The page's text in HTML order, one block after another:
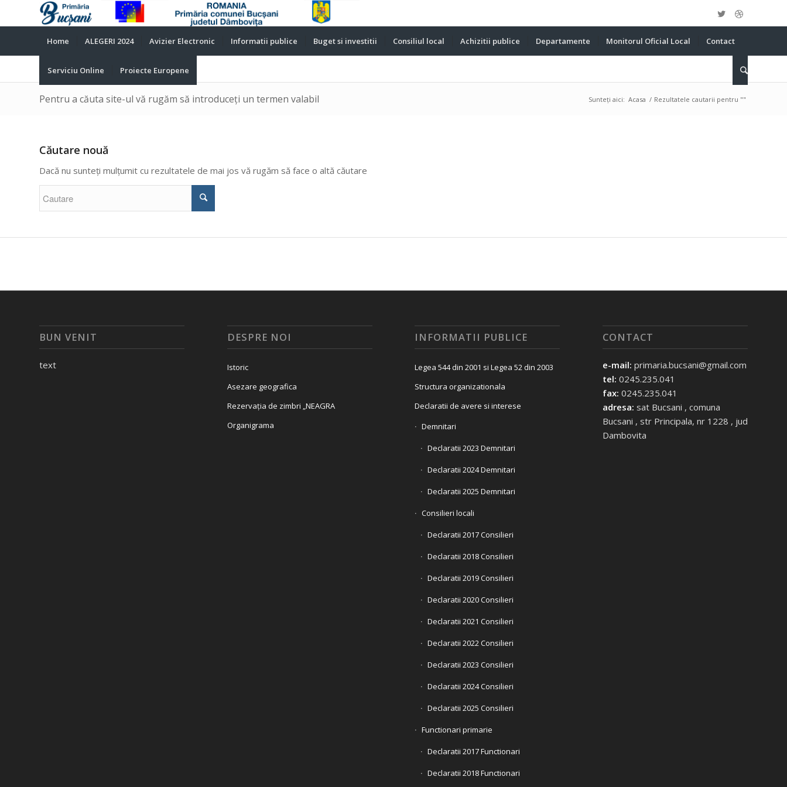
Home ALEGERI 2024 Avizier Electronic Informatii publice Buget si investitii Consiliul local Achizitii publice Departamente Monitorul Oficial Local Contact
Serviciu Online Proiecte Europene
Pentru a căuta site-ul vă rugăm să introduceți un termen valabil Sunteți aici: Acasa / Rezultatele cautarii pentru ""
Căutare nouă
Dacă nu sunteți mulțumit cu rezultatele de mai jos vă rugăm să face o altă căutare
BUN VENIT
text
DESPRE NOI
Istoric
Asezare geografica
Rezervația de zimbri „NEAGRA
Organigrama
INFORMATII PUBLICE
Legea 544 din 2001 si Legea 52 din 2003
Structura organizationala
Declaratii de avere si interese
Demnitari
Declaratii 2023 Demnitari
Declaratii 2024 Demnitari
Declaratii 2025 Demnitari
Consilieri locali
Declaratii 2017 Consilieri
Declaratii 2018 Consilieri
Declaratii 2019 Consilieri
Declaratii 2020 Consilieri
Declaratii 2021 Consilieri
Declaratii 2022 Consilieri
Declaratii 2023 Consilieri
Declaratii 2024 Consilieri
Declaratii 2025 Consilieri
Functionari primarie
Declaratii 2017 Functionari
Declaratii 2018 Functionari
CONTACT
e-mail: primaria.bucsani@gmail.com
tel: 0245.235.041
fax: 0245.235.041
adresa: sat Bucsani , comuna
Bucsani , str Principala, nr 1228 , jud
Dambovita